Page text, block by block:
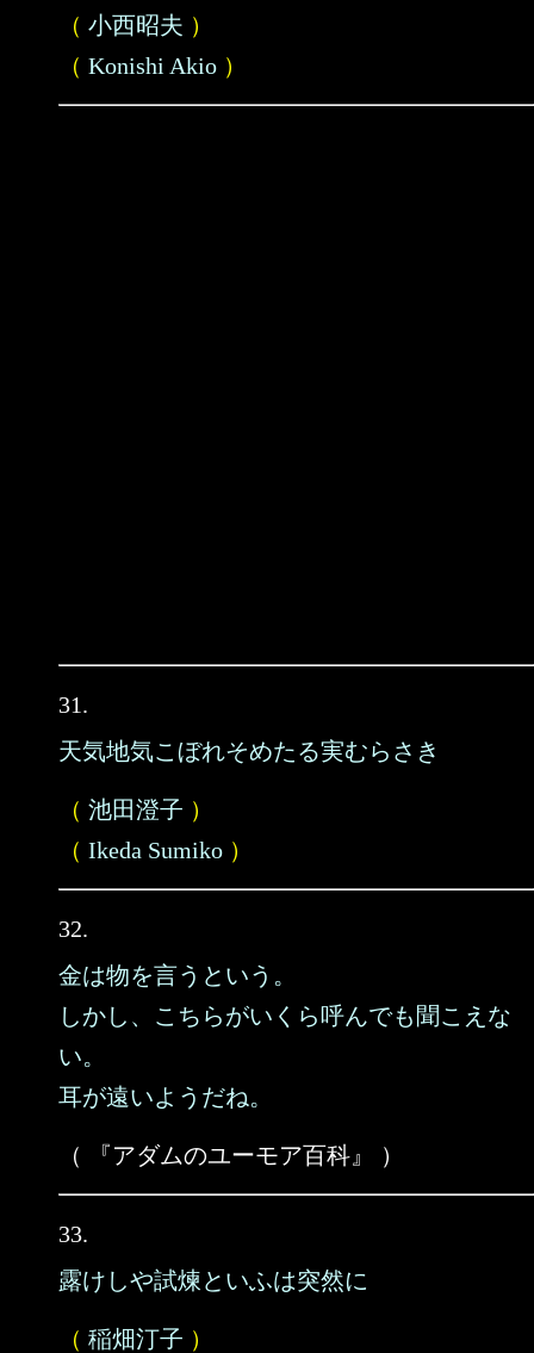
（ 小西昭夫 ）
（ Konishi Akio ）
31.
天気地気こぼれそめたる実むらさき
（ 池田澄子 ）
（ Ikeda Sumiko ）
32.
金は物を言うという。
しかし、こちらがいくら呼んでも聞こえな
い。
耳が遠いようだね。
（ 『アダムのユーモア百科』 ）
33.
露けしや試煉といふは突然に
（ 稲畑汀子 ）